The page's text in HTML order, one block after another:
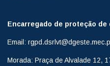
Encarregado de proteção de
Email:
Morada: Praça de Alvalade 12,